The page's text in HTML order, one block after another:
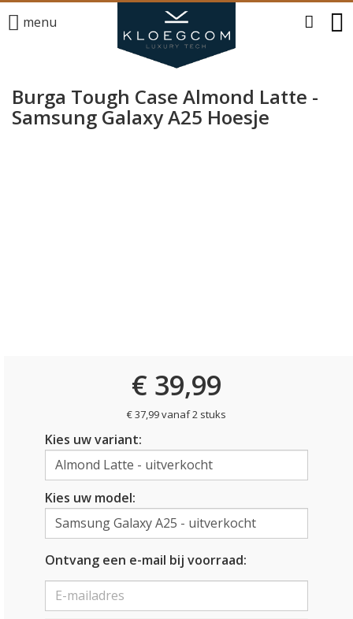
menu
Burga Tough Case Almond Latte -
Samsung Galaxy A25 Hoesje
€ 39,99
€ 37,99 vanaf 2 stuks
Kies uw variant:
Kies uw model:
Ontvang een e-mail bij voorraad: